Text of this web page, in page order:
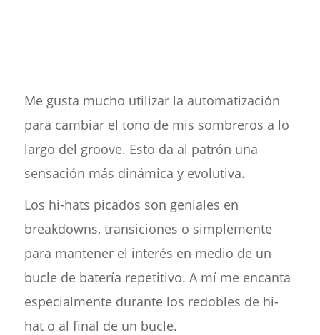
Me gusta mucho utilizar la automatización
para cambiar el tono de mis sombreros a lo
largo del groove. Esto da al patrón una
sensación más dinámica y evolutiva.
Los hi-hats picados son geniales en
breakdowns, transiciones o simplemente
para mantener el interés en medio de un
bucle de batería repetitivo. A mí me encanta
especialmente durante los redobles de hi-
hat o al final de un bucle.